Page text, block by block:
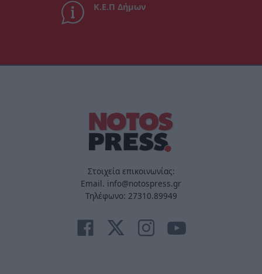
Κ.Ε.Π Δήμων
Στοιχεία επικοινωνίας:
Email. info@notospress.gr
Τηλέφωνο: 27310.89949